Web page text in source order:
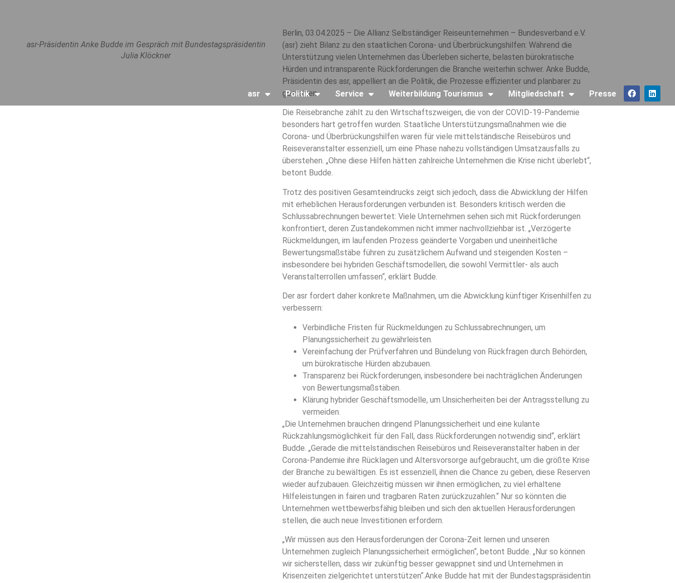
asr Politik Service Weiterbildung Tourismus Mitgliedschaft Presse
asr-Präsidentin Anke Budde im Gespräch mit Bundestagspräsidentin
Julia Klöckner
Berlin, 03.04.2025 – Die Allianz Selbständiger Reiseunternehmen – Bundesverband e.V.
(asr) zieht Bilanz zu den staatlichen Corona- und Überbrückungshilfen: Während die
Unterstützung vielen Unternehmen das Überleben sicherte, belasten bürokratische
Hürden und intransparente Rückforderungen die Branche weiterhin schwer. Anke Budde,
Präsidentin des asr, appelliert an die Politik, die Prozesse effizienter und planbarer zu
gestalten.
Die Reisebranche zählt zu den Wirtschaftszweigen, die von der COVID-19-Pandemie
besonders hart getroffen wurden. Staatliche Unterstützungsmaßnahmen wie die
Corona- und Überbrückungshilfen waren für viele mittelständische Reisebüros und
Reiseveranstalter essenziell, um eine Phase nahezu vollständigen Umsatzausfalls zu
überstehen. „Ohne diese Hilfen hätten zahlreiche Unternehmen die Krise nicht überlebt“,
betont Budde.
Trotz des positiven Gesamteindrucks zeigt sich jedoch, dass die Abwicklung der Hilfen
mit erheblichen Herausforderungen verbunden ist. Besonders kritisch werden die
Schlussabrechnungen bewertet: Viele Unternehmen sehen sich mit Rückforderungen
konfrontiert, deren Zustandekommen nicht immer nachvollziehbar ist. „Verzögerte
Rückmeldungen, im laufenden Prozess geänderte Vorgaben und uneinheitliche
Bewertungsmaßstäbe führen zu zusätzlichem Aufwand und steigenden Kosten –
insbesondere bei hybriden Geschäftsmodellen, die sowohl Vermittler- als auch
Veranstalterrollen umfassen“, erklärt Budde.
Der asr fordert daher konkrete Maßnahmen, um die Abwicklung künftiger Krisenhilfen zu
verbessern:
Verbindliche Fristen für Rückmeldungen zu Schlussabrechnungen, um
Planungssicherheit zu gewährleisten.
Vereinfachung der Prüfverfahren und Bündelung von Rückfragen durch Behörden,
um bürokratische Hürden abzubauen.
Transparenz bei Rückforderungen, insbesondere bei nachträglichen Änderungen
von Bewertungsmaßstäben.
Klärung hybrider Geschäftsmodelle, um Unsicherheiten bei der Antragsstellung zu
vermeiden.
„Die Unternehmen brauchen dringend Planungssicherheit und eine kulante
Rückzahlungsmöglichkeit für den Fall, dass Rückforderungen notwendig sind“, erklärt
Budde. „Gerade die mittelständischen Reisebüros und Reiseveranstalter haben in der
Corona-Pandemie ihre Rücklagen und Altersvorsorge aufgebraucht, um die größte Krise
der Branche zu bewältigen. Es ist essenziell, ihnen die Chance zu geben, diese Reserven
wieder aufzubauen. Gleichzeitig müssen wir ihnen ermöglichen, zu viel erhaltene
Hilfeleistungen in fairen und tragbaren Raten zurückzuzahlen.“ Nur so könnten die
Unternehmen wettbewerbsfähig bleiben und sich den aktuellen Herausforderungen
stellen, die auch neue Investitionen erfordern.
„Wir müssen aus den Herausforderungen der Corona-Zeit lernen und unseren
Unternehmen zugleich Planungssicherheit ermöglichen“, betont Budde. „Nur so können
wir sicherstellen, dass wir zukünftig besser gewappnet sind und Unternehmen in
Krisenzeiten zielgerichtet unterstützen“.Anke Budde hat mit der Bundestagspräsidentin